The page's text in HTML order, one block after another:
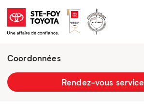
Coordonnées
2777 boulevard du Versant-Nord
Rendez-vous service